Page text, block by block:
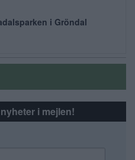
i Gröndal
i mejlen!